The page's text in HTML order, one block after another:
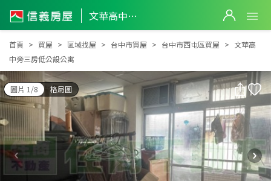
文華高中旁三房低公設公寓
文華高中旁三房低公設公寓
首頁 買屋 區域找屋 台中市買屋 台中市西屯區買屋
文華高
中旁三房低公設公寓
圖片 1/8 格局圖